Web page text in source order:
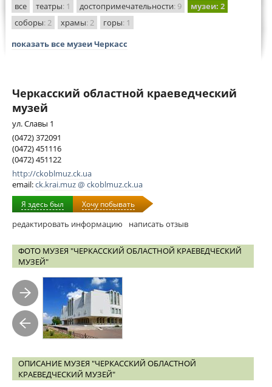
все театры: 1 достопримечательности: 9 музеи: 2
соборы: 2 храмы: 2 горы: 1
показать все музеи Черкасс
Черкасский областной краеведческий
музей
ул. Славы 1
(0472) 372091
(0472) 451116
(0472) 451122
http://ckoblmuz.ck.ua
email:ck.krai.muz @ ckoblmuz.ck.ua
Я здесь был Хочу побывать
редактировать информацию написать отзыв
ФОТО МУЗЕЯ "ЧЕРКАССКИЙ ОБЛАСТНОЙ КРАЕВЕДЧЕСКИЙ
МУЗЕЙ"
ОПИСАНИЕ МУЗЕЯ "ЧЕРКАССКИЙ ОБЛАСТНОЙ
КРАЕВЕДЧЕСКИЙ МУЗЕЙ"